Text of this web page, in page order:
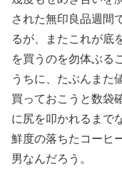
された無印良品週間
るが、またこれが底
を買うのを勿体ぶる
うちに、たぶんまた
買っておこうと数袋
に尻を叩かれるまで
鮮度の落ちたコーヒ
男なんだろう。